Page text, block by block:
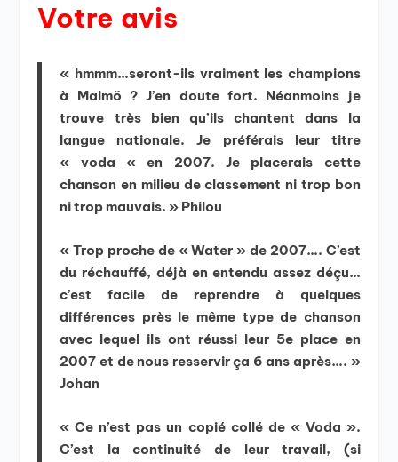
Votre avis
« hmmm…seront-ils vraiment les champions
à Malmö ? J’en doute fort. Néanmoins je
trouve très bien qu’ils chantent dans la
langue nationale. Je préférais leur titre
« voda « en 2007. Je placerais cette
chanson en milieu de classement ni trop bon
ni trop mauvais. » Philou
« Trop proche de « Water » de 2007…. C’est
du réchauffé, déjà en entendu assez déçu…
c’est facile de reprendre à quelques
différences près le même type de chanson
avec lequel ils ont réussi leur 5e place en
2007 et de nous resservir ça 6 ans après…. »
Johan
« Ce n’est pas un copié collé de « Voda ».
C’est la continuité de leur travail, (si